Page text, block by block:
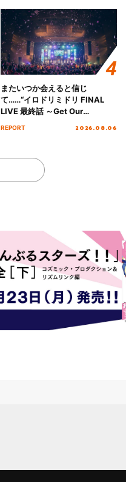
またいつか会えると信じ
て……“イロドリミドリ FINAL
LIVE 最終話 ～Get Our
REPORT 2026.08.06